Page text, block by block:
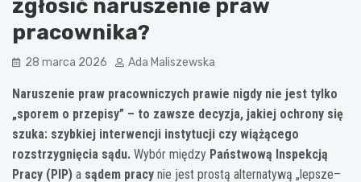
zgłosić naruszenie praw
pracownika?
28 marca 2026 Ada Maliszewska
Naruszenie praw pracowniczych prawie nigdy nie jest tylko
„sporem o przepisy” – to zawsze decyzja, jakiej ochrony się
szuka: szybkiej interwencji instytucji czy wiążącego
rozstrzygnięcia sądu. Wybór między Państwową Inspekcją
Pracy (PIP) a sądem pracy nie jest prostą alternatywą „lepsze–